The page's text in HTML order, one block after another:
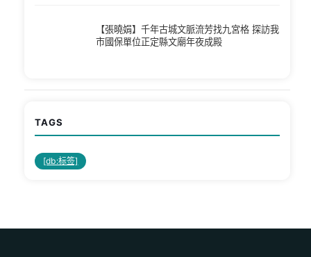
【張曉娟】千年古城文脈流芳找九宮格 探訪我
市國保單位正定縣文廟年夜成殿
TAGS
[db:标签]